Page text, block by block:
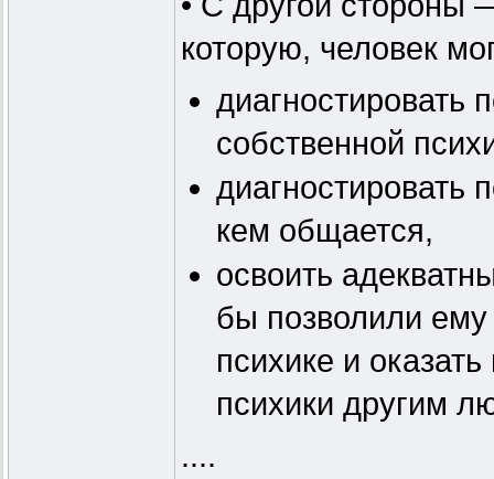
которую, человек
диагностировать
собственной
диагностировать
кем общается,
освоить
бы позволили ему
психике и
психики другим
....